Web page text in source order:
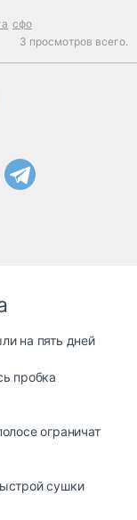
сфо
3 просмотров всего.
на пять дней
пробка
ограничат
сушки